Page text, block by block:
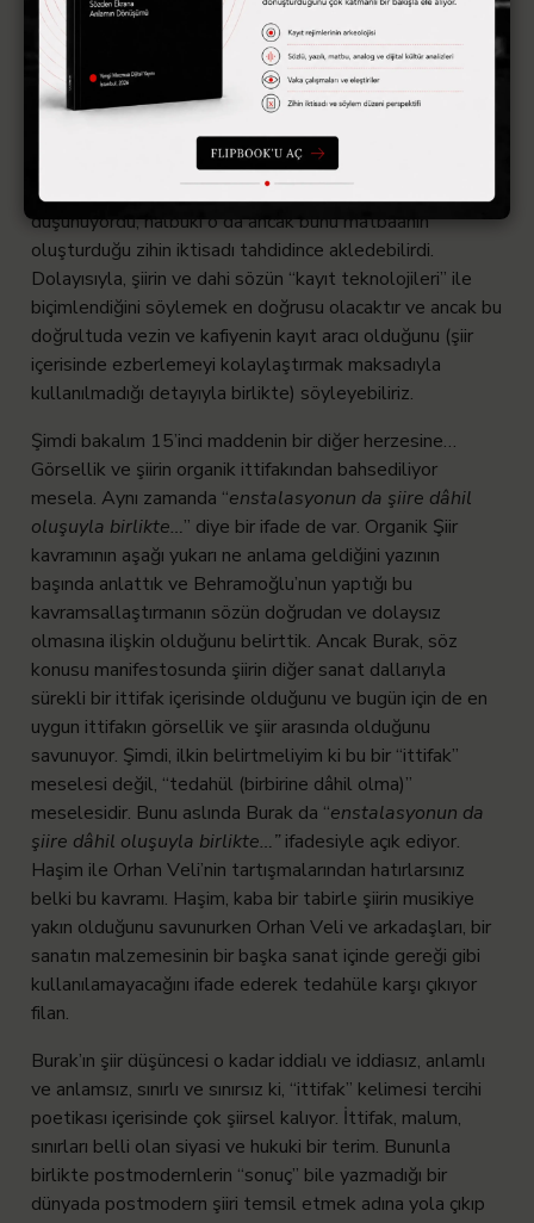
kaydetmeye, tarihte var kılmaya yaramıştır. Söz konusu
kavramlar, şiirden ayrı düşünülebilecek ve şiire eklenmiş
kavramlar değildir. Nitekim söz ağızdan çıkar ve bunun
çeşitli sebep veya kaidelerle güzel olanına şiir denir.
Orhan Veli ile şurada anlaşıyoruz: “Vezinle kafiyenin her
şeye rağmen birer kayıt olduğunu da kabul edelim.
Ancak merhum şair, vezinle kafiyenin şiiri tahdit ettiği
düşünüyordu, halbuki o da ancak bunu matbaanın
oluşturduğu zihin iktisadı tahdidince akledebilirdi.
Dolayısıyla, şiirin ve dahi sözün “kayıt teknolojileri” ile
biçimlendiğini söylemek en doğrusu olacaktır ve ancak bu
doğrultuda vezin ve kafiyenin kayıt aracı olduğunu (şiir
içerisinde ezberlemeyi kolaylaştırmak maksadıyla
kullanılmadığı detayıyla birlikte) söyleyebiliriz.
Şimdi bakalım 15’inci maddenin bir diğer herzesine…
Görsellik ve şiirin organik ittifakından bahsediliyor
mesela. Aynı zamanda “enstalasyonun da şiire dâhil
oluşuyla birlikte…” diye bir ifade de var. Organik Şiir
kavramının aşağı yukarı ne anlama geldiğini yazının
başında anlattık ve Behramoğlu’nun yaptığı bu
kavramsallaştırmanın sözün doğrudan ve dolaysız
olmasına ilişkin olduğunu belirttik. Ancak Burak, söz
konusu manifestosunda şiirin diğer sanat dallarıyla
sürekli bir ittifak içerisinde olduğunu ve bugün için de en
uygun ittifakın görsellik ve şiir arasında olduğunu
savunuyor. Şimdi, ilkin belirtmeliyim ki bu bir “ittifak”
meselesi değil, “tedahül (birbirine dâhil olma)”
meselesidir. Bunu aslında Burak da “enstalasyonun da
şiire dâhil oluşuyla birlikte…”ifadesiyle açık ediyor.
Haşim ile Orhan Veli’nin tartışmalarından hatırlarsınız
belki bu kavramı. Haşim, kaba bir tabirle şiirin musikiye
yakın olduğunu savunurken Orhan Veli ve arkadaşları, bir
sanatın malzemesinin bir başka sanat içinde gereği gibi
kullanılamayacağını ifade ederek tedahüle karşı çıkıyor
filan.
Burak’ın şiir düşüncesi o kadar iddialı ve iddiasız, anlamlı
ve anlamsız, sınırlı ve sınırsız ki, “ittifak” kelimesi tercihi
poetikası içerisinde çok şiirsel kalıyor. İttifak, malum,
sınırları belli olan siyasi ve hukuki bir terim. Bununla
birlikte postmodernlerin “sonuç” bile yazmadığı bir
dünyada postmodern şiiri temsil etmek adına yola çıkıp